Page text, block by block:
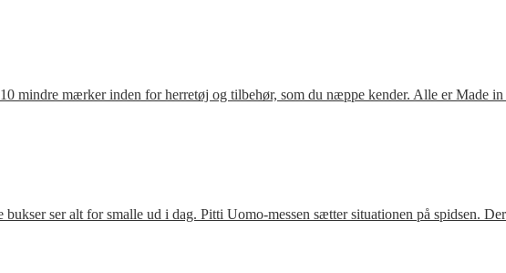
mindre mærker inden for herretøj og tilbehør, som du næppe kender. Alle er Made
ser alt for smalle ud i dag. Pitti Uomo-messen sætter situationen på spidsen.